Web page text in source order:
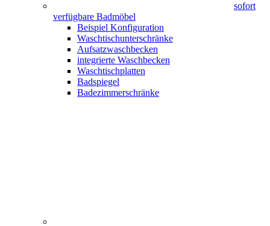
sofort
verfügbare Badmöbel
Beispiel Konfiguration
Waschtischunterschränke
Aufsatzwaschbecken
integrierte Waschbecken
Waschtischplatten
Badspiegel
Badezimmerschränke